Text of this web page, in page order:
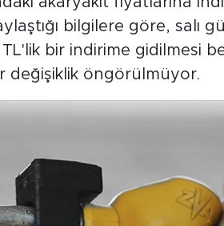
bilgilere göre, salı
bir indirime gidilmesi
değişiklik öngörülmüyor.